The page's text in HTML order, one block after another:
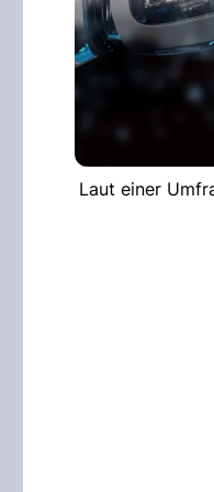
Laut einer